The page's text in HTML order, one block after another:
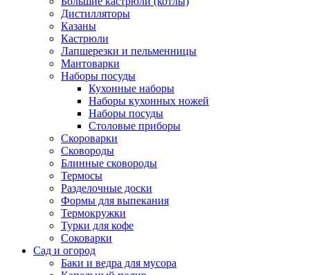
Дистилляторы
Казаны
Кастрюли
Лапшерезки и пельменницы
Мантоварки
Наборы посуды
Кухонные наборы
Наборы кухонных ножей
Наборы посуды
Столовые приборы
Скороварки
Сковороды
Блинные сковороды
Термосы
Разделочные доски
Формы для выпекания
Термокружки
Турки для кофе
Соковарки
Сад и огород
Баки и ведра для мусора